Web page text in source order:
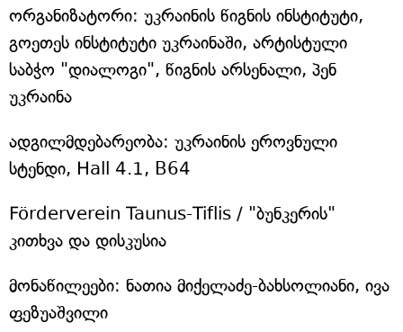
ორგანიზატორი: უკრაინის წიგნის ინსტიტუტი,
გოეთეს ინსტიტუტი უკრაინაში, არტისტული
საბჭო "დიალოგი", წიგნის არსენალი, პენ
უკრაინა
ადგილმდებარეობა: უკრაინის ეროვნული
სტენდი, Hall 4.1, B64
Förderverein Taunus-Tiflis / "ბუნკერის"
კითხვა და დისკუსია
მონაწილეები: ნათია მიქელაძე-ბახსოლიანი, ივა
ფეზუაშვილი